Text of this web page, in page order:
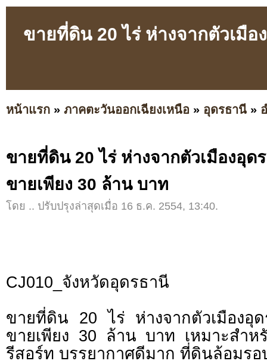
ขายที่ดิน 20 ไร่ ห่างจากตัวเมือ
หน้าแรก » ภาคตะวันออกเฉียงเหนือ » อุดรธานี »
ขายที่ดิน 20 ไร่ ห่างจากตัวเมืองอุด
ขายเพียง 30 ล้าน บาท
โดย .. ปรับปรุงล่าสุดเมื่อ 16 ธ.ค. 2554, 13:40.
CJ010_จังหวัดอุดรธานี
ขายที่ดิน 20 ไร่ ห่างจากตัวเมืองอุ
ขายเพียง 30 ล้าน บาท เหมาะสำห
รีสอร์ท บรรยากาศดีมาก ที่ดินล้อมรอ